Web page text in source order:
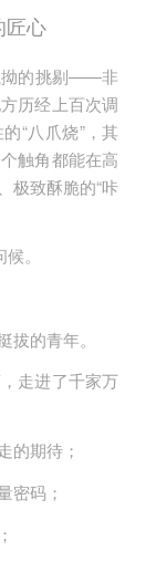
匠心
拗的挑剔——非
历经上百次调
“八爪烧”，其
触角都能在高
极致酥脆的“咔
。
的青年。
走进了千家万
的期待；
密码；